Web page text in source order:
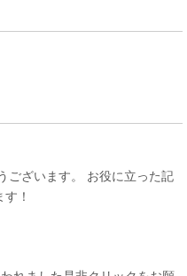
ございます。 お役に立った記
！